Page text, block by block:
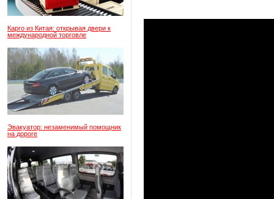
Карго из Китая: открывая двери к
международной торговле
Эвакуатор: незаменимый помощник
на дороге